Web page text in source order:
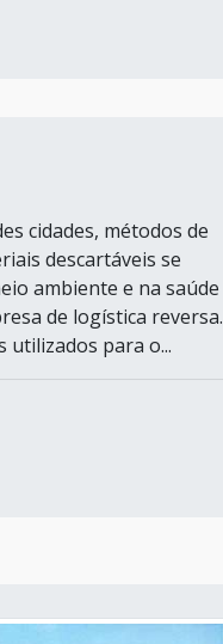
cidades, métodos de
descartáveis se
ambiente e na saúde
de logística reversa.
para o...